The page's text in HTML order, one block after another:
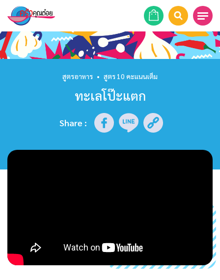
หน้าแรก
รายการย้อนหลัง
สูตรอาหาร • สูตร 10 คะแนนเต็ม
ทะเลโป๊ะแตก
Share :